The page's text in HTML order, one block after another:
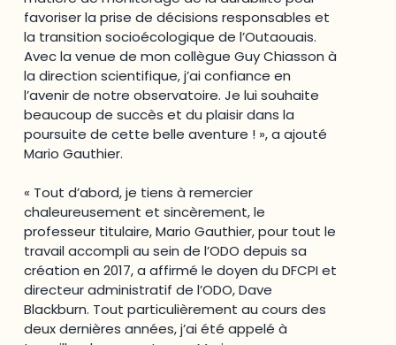
favoriser la prise de décisions responsables et
la transition socioécologique de l’Outaouais.
Avec la venue de mon collègue Guy Chiasson à
la direction scientifique, j’ai confiance en
l’avenir de notre observatoire. Je lui souhaite
beaucoup de succès et du plaisir dans la
poursuite de cette belle aventure ! », a ajouté
Mario Gauthier.
« Tout d’abord, je tiens à remercier
chaleureusement et sincèrement, le
professeur titulaire, Mario Gauthier, pour tout le
travail accompli au sein de l’ODO depuis sa
création en 2017, a affirmé le doyen du DFCPI et
directeur administratif de l’ODO, Dave
Blackburn. Tout particulièrement au cours des
deux dernières années, j’ai été appelé à